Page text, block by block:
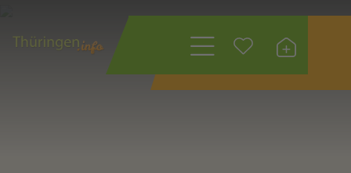
Wonach suchen